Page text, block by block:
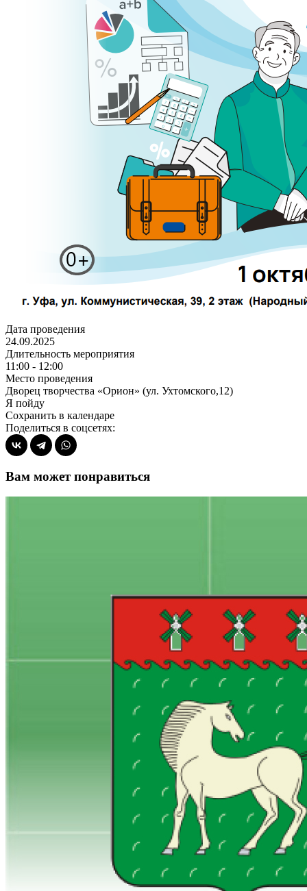
Дата проведения
24.09.2025
Длительность мероприятия
11:00 - 12:00
Место проведения
Дворец творчества «Орион» (ул. Ухтомского,12)
Я пойду
Сохранить в календаре
Поделиться в соцсетях:
Вам может понравиться